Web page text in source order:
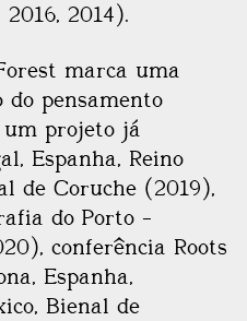
2014).
marca uma
pensamento
um projeto já
Espanha, Reino
de Coruche (2019),
do Porto –
conferência Roots
Espanha,
Bienal de